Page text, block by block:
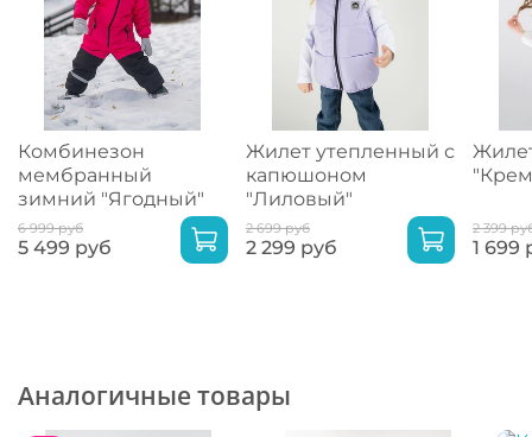
Комбинезон
мембранный
зимний "Ягодный"
6 999 руб
5 499 руб
Жилет утепленный с
капюшоном
"Лиловый"
2 699 руб
2 299 руб
2 399
1 699
Аналогичные товары